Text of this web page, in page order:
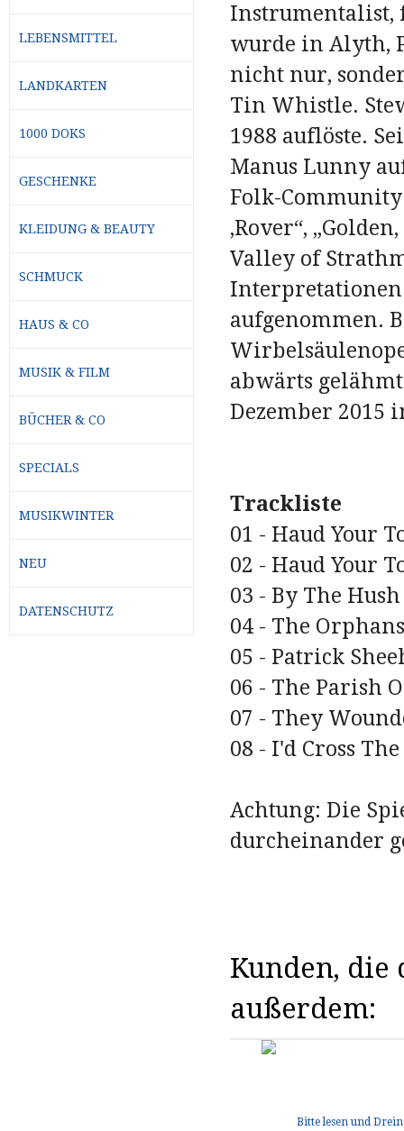
wurde in Alyth,
nicht nur,
Tin Whistle.
1988 auflöste.
Manus Lunny
Folk-
‚Rover“,
Valley of
Interpretationen
aufgenommen.
abwärts
Dezember 2015
Trackliste
01 - Haud Your
02 - Haud Your
03 - By The
04 - The
05 - Patrick
06 - The Parish
07 - They
08 - I'd Cross
Achtung: Die
durcheinander
Kunden, die
außerdem:
LEBENSMITTEL
LANDKARTEN
1000 DOKS
GESCHENKE
KLEIDUNG & BEAUTY
SCHMUCK
HAUS & CO
MUSIK & FILM
BÜCHER & CO
SPECIALS
MUSIKWINTER
NEU
DATENSCHUTZ